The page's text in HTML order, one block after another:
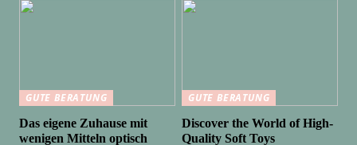
GUTE BERATUNG
Das eigene Zuhause mit
wenigen Mitteln optisch
GUTE BERATUNG
Discover the World of High-
Quality Soft Toys